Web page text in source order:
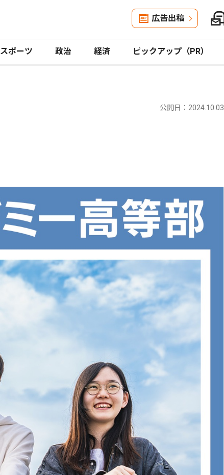
広告出稿
スポーツ 政治 経済 ピックアップ（PR）
公開日：2024.10.03